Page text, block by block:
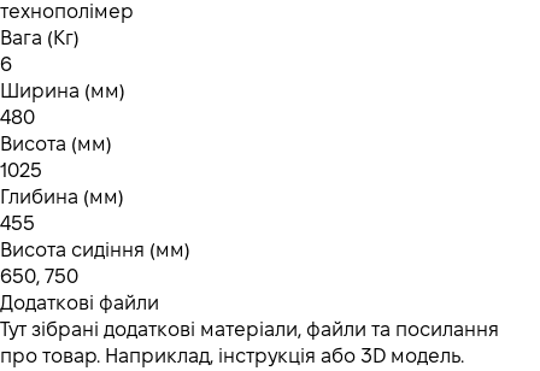
технополімер
Вага (Кг)
6
Ширина (мм)
480
Висота (мм)
1025
Глибина (мм)
455
Висота сидіння (мм)
650, 750
Додаткові файли
Тут зібрані додаткові матеріали, файли та посилання
про товар. Наприклад, інструкція або 3D модель.